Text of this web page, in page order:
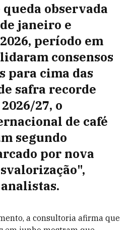
observada
janeiro e
período em
consensos
para cima das
safra recorde
27, o
de café
segundo
por nova
a consultoria afirma que